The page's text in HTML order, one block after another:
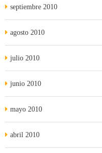
septiembre 2010
agosto 2010
julio 2010
junio 2010
mayo 2010
abril 2010